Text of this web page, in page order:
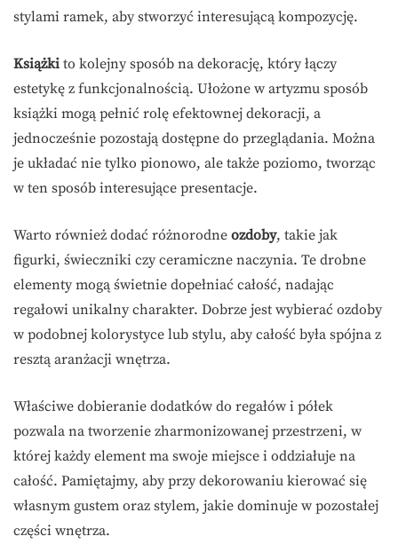
stylami ramek, aby stworzyć interesującą kompozycję.
Książki to kolejny sposób na dekorację, który łączy
estetykę z funkcjonalnością. Ułożone w artyzmu sposób
książki mogą pełnić rolę efektownej dekoracji, a
jednocześnie pozostają dostępne do przeglądania. Można
je układać nie tylko pionowo, ale także poziomo, tworząc
w ten sposób interesujące presentacje.
Warto również dodać różnorodne ozdoby, takie jak
figurki, świeczniki czy ceramiczne naczynia. Te drobne
elementy mogą świetnie dopełniać całość, nadając
regałowi unikalny charakter. Dobrze jest wybierać ozdoby
w podobnej kolorystyce lub stylu, aby całość była spójna z
resztą aranżacji wnętrza.
Właściwe dobieranie dodatków do regałów i półek
pozwala na tworzenie zharmonizowanej przestrzeni, w
której każdy element ma swoje miejsce i oddziałuje na
całość. Pamiętajmy, aby przy dekorowaniu kierować się
własnym gustem oraz stylem, jakie dominuje w pozostałej
części wnętrza.